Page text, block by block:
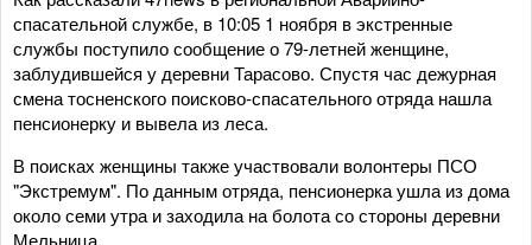
спасательной службе, в 10:05 1 ноября в экстренные
службы поступило сообщение о 79-летней женщине,
заблудившейся у деревни Тарасово. Спустя час дежурная
смена тосненского поисково-спасательного отряда нашла
пенсионерку и вывела из леса.
В поисках женщины также участвовали волонтеры ПСО
"Экстремум". По данным отряда, пенсионерка ушла из дома
около семи утра и заходила на болота со стороны деревни
Мельница.